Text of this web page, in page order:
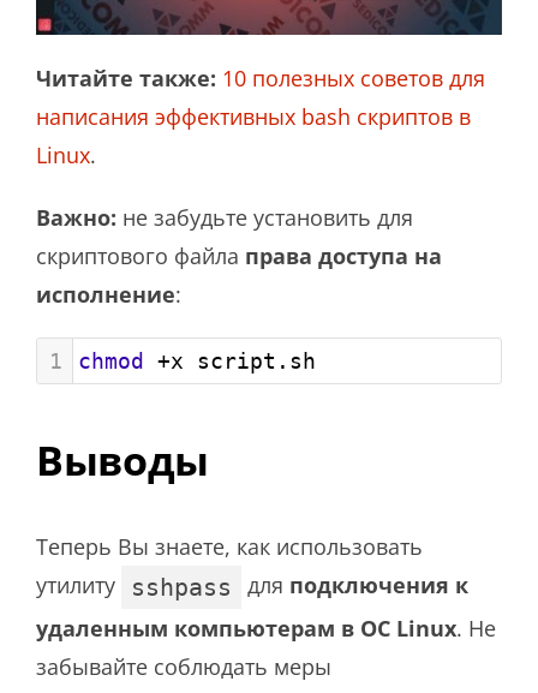
Читайте также: 10 полезных советов для
написания эффективных bash скриптов в
Linux.
Важно: не забудьте установить для
скриптового файла права доступа на
исполнение:
1 chmod +x script.sh
Выводы
Теперь Вы знаете, как использовать
утилиту
sshpass для подключения к
удаленным компьютерам в ОС Linux. Не
забывайте соблюдать меры